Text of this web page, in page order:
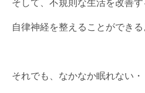
自律神経を整えることができる
それでも、なかなか眠れない・